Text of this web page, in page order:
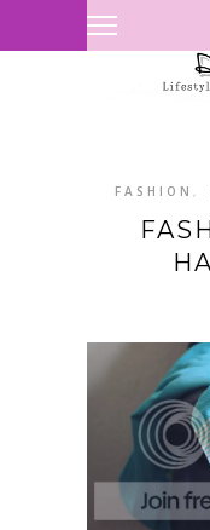
FASHION ,